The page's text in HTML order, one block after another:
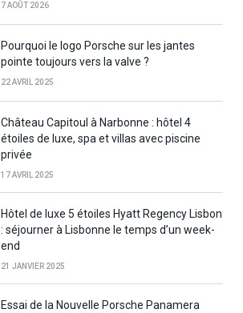
7 AOÛT 2026
Pourquoi le logo Porsche sur les jantes
pointe toujours vers la valve ?
22 AVRIL 2025
Château Capitoul à Narbonne : hôtel 4
étoiles de luxe, spa et villas avec piscine
privée
17 AVRIL 2025
Hôtel de luxe 5 étoiles Hyatt Regency Lisbon
: séjourner à Lisbonne le temps d’un week-
end
21 JANVIER 2025
Essai de la Nouvelle Porsche Panamera